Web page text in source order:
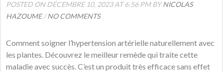
POSTED ON DÉCEMBRE 10, 2023 AT 6:56 PM BYNICOLAS
HAZOUME/NO COMMENTS
Comment soigner l’hypertension artérielle naturellement avec
les plantes. Découvrez le meilleur remède qui traite cette
maladie avec succès. C’est un produit très efficace sans effet